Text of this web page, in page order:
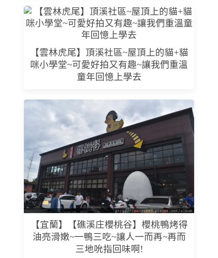
【雲林虎尾】頂溪社區~屋頂上的貓+貓
咪小學堂~可愛好拍又有趣~讓我們重溫
童年回憶上學去
【宜蘭】【礁溪庄櫻桃谷】櫻桃鴨烤得
油亮滑嫩~一鴨三吃~讓人一而再~再而
三地吮指回味啊!